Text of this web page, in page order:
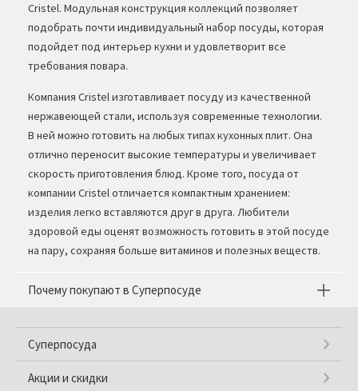
Cristel. Модульная конструкция коллекций позволяет
подобрать почти индивидуальный набор посуды, которая
подойдет под интерьер кухни и удовлетворит все
требования повара.
Компания Cristel изготавливает посуду из качественной
нержавеющей стали, используя современные технологии.
В ней можно готовить на любых типах кухонных плит. Она
отлично переносит высокие температуры и увеличивает
скорость приготовления блюд. Кроме того, посуда от
компании Cristel отличается компактным хранением:
изделия легко вставляются друг в друга. Любители
здоровой еды оценят возможность готовить в этой посуде
на пару, сохраняя больше витаминов и полезных веществ.
Почему покупают в Суперпосуде
Суперпосуда
Акции и скидки